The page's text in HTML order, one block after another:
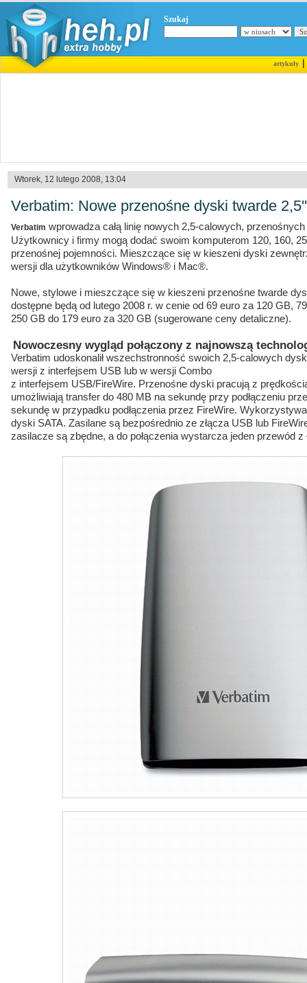
Szukaj
artykuły|
Wtorek, 12 lutego 2008, 13:04
Verbatim: Nowe przenośne dyski twarde 2,5''
Verbatim wprowadza całą linię nowych 2,5-calowych,
Użytkownicy i firmy mogą dodać swoim komputerom 120, 160,
przenośnej pojemności. Mieszczące się w kieszeni dyski
wersji dla użytkowników Windows® i Mac®.
Nowe, stylowe i mieszczące się w kieszeni przenośne twarde
dostępne będą od lutego 2008 r. w cenie od 69 euro za 120 GB,
250 GB do 179 euro za 320 GB (sugerowane ceny detaliczne).
Nowoczesny wygląd połączony z najnowszą
Verbatim udoskonalił wszechstronność swoich 2,5-calowych
wersji z interfejsem USB lub w wersji Combo
z interfejsem USB/FireWire. Przenośne dyski pracują z
umożliwiają transfer do 480 MB na sekundę przy podłączeniu
sekundę w przypadku podłączenia przez FireWire.
dyski SATA. Zasilane są bezpośrednio ze złącza USB lub
zasilacze są zbędne, a do połączenia wystarcza jeden przewód z